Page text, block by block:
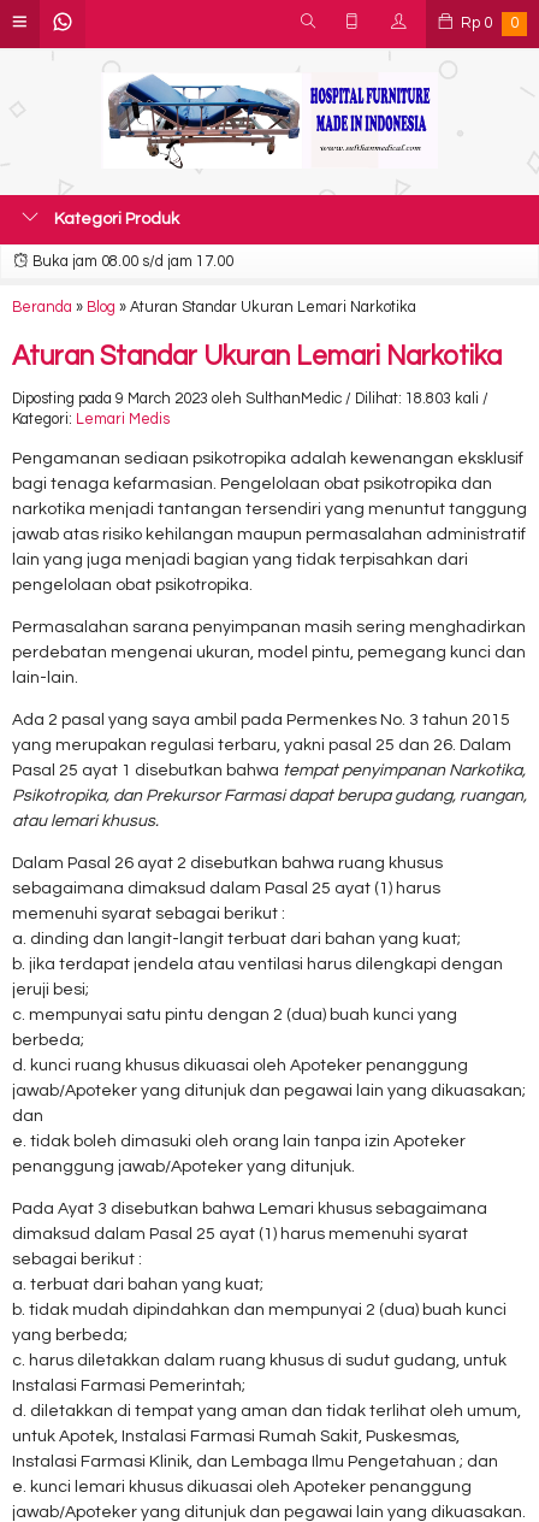
Rp 0 0
Kategori Produk
Buka jam 08.00 s/d jam 17.00
Beranda » Blog » Aturan Standar Ukuran Lemari Narkotika
Aturan Standar Ukuran Lemari Narkotika
Diposting pada 9 March 2023 oleh SulthanMedic / Dilihat: 18.803 kali /
Kategori: Lemari Medis
Pengamanan sediaan psikotropika adalah kewenangan eksklusif
bagi tenaga kefarmasian. Pengelolaan obat psikotropika dan
narkotika menjadi tantangan tersendiri yang menuntut tanggung
jawab atas risiko kehilangan maupun permasalahan administratif
lain yang juga menjadi bagian yang tidak terpisahkan dari
pengelolaan obat psikotropika.
Permasalahan sarana penyimpanan masih sering menghadirkan
perdebatan mengenai ukuran, model pintu, pemegang kunci dan
lain-lain.
Ada 2 pasal yang saya ambil pada Permenkes No. 3 tahun 2015
yang merupakan regulasi terbaru, yakni pasal 25 dan 26. Dalam
Pasal 25 ayat 1 disebutkan bahwa tempat penyimpanan Narkotika,
Psikotropika, dan Prekursor Farmasi dapat berupa gudang, ruangan,
atau lemari khusus.
Dalam Pasal 26 ayat 2 disebutkan bahwa ruang khusus
sebagaimana dimaksud dalam Pasal 25 ayat (1) harus
memenuhi syarat sebagai berikut :
a. dinding dan langit-langit terbuat dari bahan yang kuat;
b. jika terdapat jendela atau ventilasi harus dilengkapi dengan
jeruji besi;
c. mempunyai satu pintu dengan 2 (dua) buah kunci yang
berbeda;
d. kunci ruang khusus dikuasai oleh Apoteker penanggung
jawab/Apoteker yang ditunjuk dan pegawai lain yang dikuasakan;
dan
e. tidak boleh dimasuki oleh orang lain tanpa izin Apoteker
penanggung jawab/Apoteker yang ditunjuk.
Pada Ayat 3 disebutkan bahwa Lemari khusus sebagaimana
dimaksud dalam Pasal 25 ayat (1) harus memenuhi syarat
sebagai berikut :
a. terbuat dari bahan yang kuat;
b. tidak mudah dipindahkan dan mempunyai 2 (dua) buah kunci
yang berbeda;
c. harus diletakkan dalam ruang khusus di sudut gudang, untuk
Instalasi Farmasi Pemerintah;
d. diletakkan di tempat yang aman dan tidak terlihat oleh umum,
untuk Apotek, Instalasi Farmasi Rumah Sakit, Puskesmas,
Instalasi Farmasi Klinik, dan Lembaga Ilmu Pengetahuan ; dan
e. kunci lemari khusus dikuasai oleh Apoteker penanggung
jawab/Apoteker yang ditunjuk dan pegawai lain yang dikuasakan.